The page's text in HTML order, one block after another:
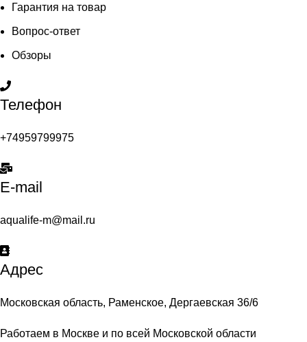
Гарантия на товар
Вопрос-ответ
Обзоры
Телефон
+74959799975
E-mail
aqualife-m@mail.ru
Адрес
Московская область, Раменское, Дергаевская 36/6
Работаем в Москве и по всей Московской области